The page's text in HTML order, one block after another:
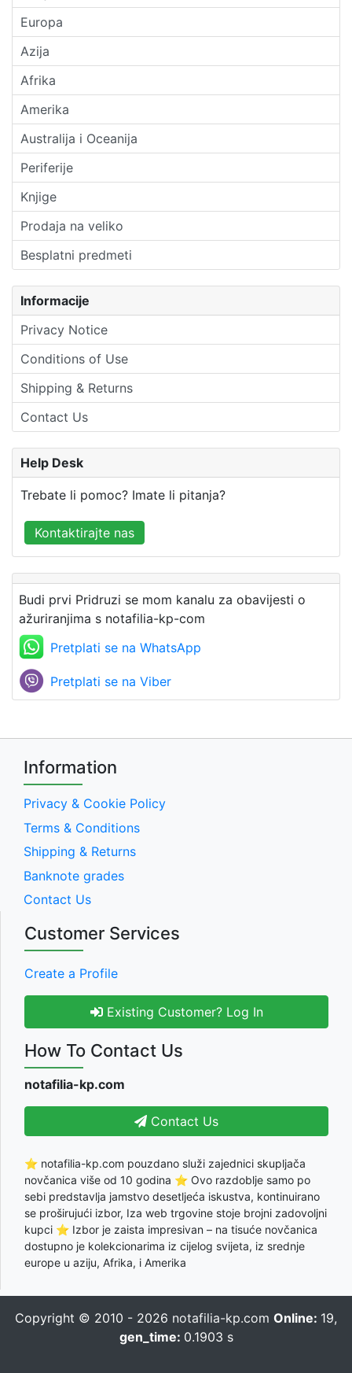
Europa
Azija
Afrika
Amerika
Australija i Oceanija
Periferije
Knjige
Prodaja na veliko
Besplatni predmeti
Informacije
Privacy Notice
Conditions of Use
Shipping & Returns
Contact Us
Help Desk
Trebate li pomoc? Imate li pitanja?
Kontaktirajte nas
Budi prvi Pridruzi se mom kanalu za obavijesti o
ažuriranjima s notafilia-kp-com
Pretplati se na WhatsApp
Pretplati se na Viber
Information
Privacy & Cookie Policy
Terms & Conditions
Shipping & Returns
Banknote grades
Contact Us
Customer Services
Create a Profile
Existing Customer? Log In
How To Contact Us
notafilia-kp.com
Contact Us
⭐ notafilia-kp.com pouzdano služi zajednici skupljača
novčanica više od 10 godina ⭐ Ovo razdoblje samo po
sebi predstavlja jamstvo desetljeća iskustva, kontinuirano
se proširujući izbor, Iza web trgovine stoje brojni zadovoljni
kupci ⭐ Izbor je zaista impresivan – na tisuće novčanica
dostupno je kolekcionarima iz cijelog svijeta, iz srednje
europe u aziju, Afrika, i Amerika
Copyright © 2010 - 2026 notafilia-kp.com Online: 19,
gen_time: 0.1903 s